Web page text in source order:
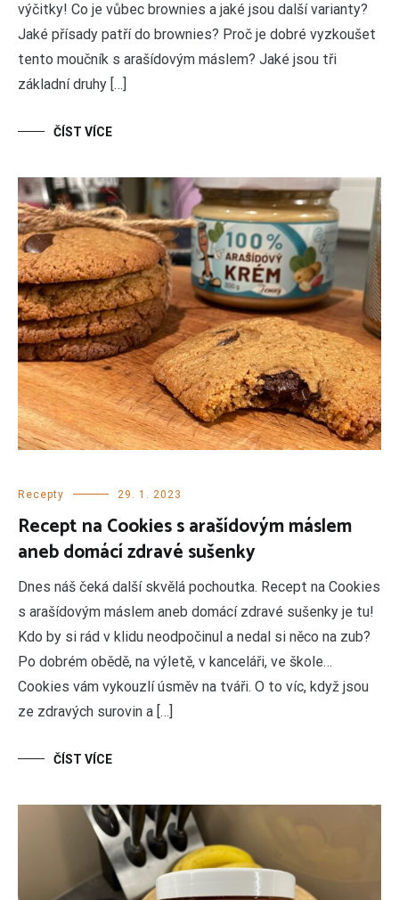
výčitky! Co je vůbec brownies a jaké jsou další varianty?
Jaké přísady patří do brownies? Proč je dobré vyzkoušet
tento moučník s arašídovým máslem? Jaké jsou tři
základní druhy […]
ČÍST VÍCE
Recepty 29. 1. 2023
Recept na Cookies s arašídovým máslem
aneb domácí zdravé sušenky
Dnes náš čeká další skvělá pochoutka. Recept na Cookies
s arašídovým máslem aneb domácí zdravé sušenky je tu!
Kdo by si rád v klidu neodpočinul a nedal si něco na zub?
Po dobrém obědě, na výletě, v kanceláři, ve škole…
Cookies vám vykouzlí úsměv na tváři. O to víc, když jsou
ze zdravých surovin a […]
ČÍST VÍCE